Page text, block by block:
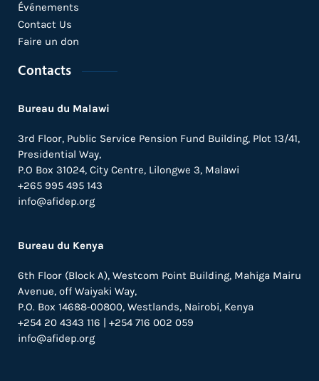
Événements
Contact Us
Faire un don
Contacts
Bureau du Malawi
3rd Floor, Public Service Pension Fund Building, Plot 13/41,
Presidential Way,
P.O Box 31024, City Centre, Lilongwe 3, Malawi
+265 995 495 143
info@afidep.org
Bureau du Kenya
6th Floor (Block A), Westcom Point Building, Mahiga Mairu
Avenue, off Waiyaki Way,
P.O. Box 14688-00800, Westlands, Nairobi, Kenya
+254 20 4343 116 | +254 716 002 059
info@afidep.org